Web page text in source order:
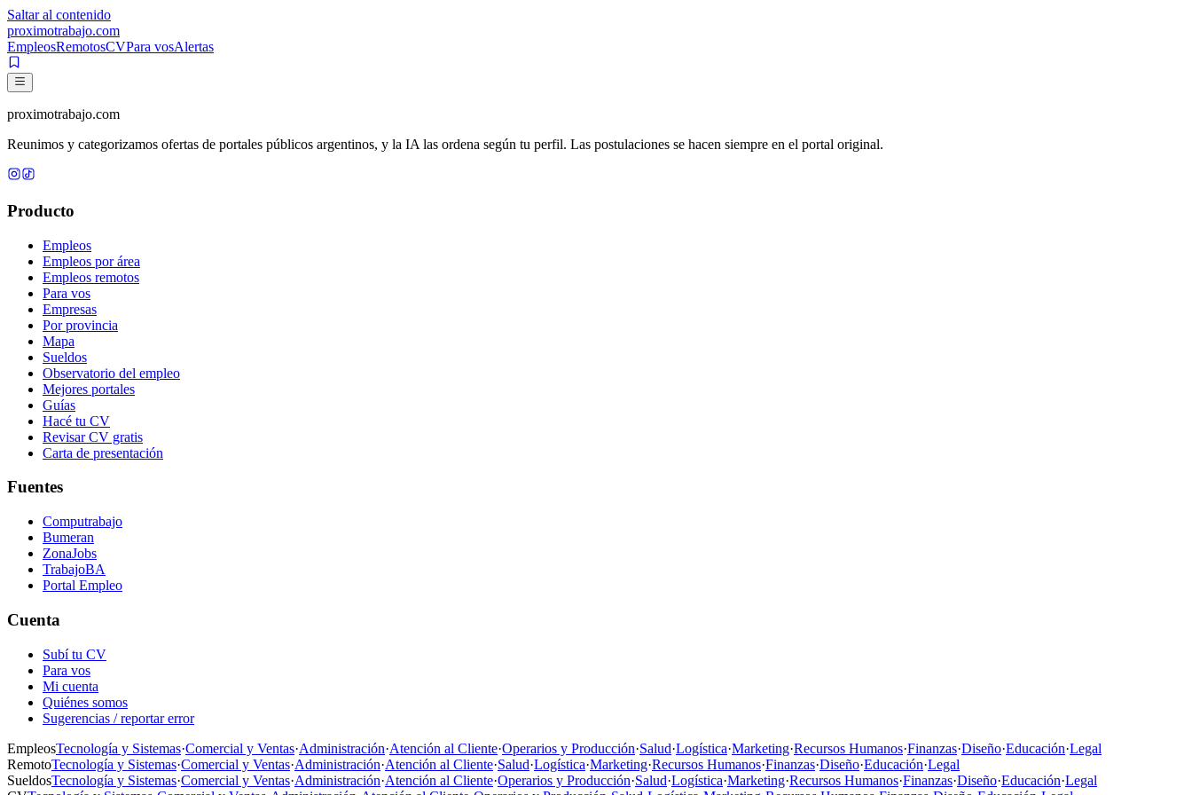
Saltar al contenido
proximotrabajo.com
EmpleosRemotosCVPara vosAlertas
proximotrabajo.com
Reunimos y categorizamos ofertas de portales públicos argentinos, y la IA las ordena según tu perfil. Las postulaciones se hacen siempre en el portal original.
Producto
Empleos
Empleos por área
Empleos remotos
Para vos
Empresas
Por provincia
Mapa
Sueldos
Observatorio del empleo
Mejores portales
Guías
Hacé tu CV
Revisar CV gratis
Carta de presentación
Fuentes
Computrabajo
Bumeran
ZonaJobs
TrabajoBA
Portal Empleo
Cuenta
Subí tu CV
Para vos
Mi cuenta
Quiénes somos
Sugerencias / reportar error
EmpleosTecnología y Sistemas·Comercial y Ventas·Administración·Atención al Cliente·Operarios y Producción·Salud·Logística·Marketing·Recursos Humanos·Finanzas·Diseño·Educación·Legal
RemotoTecnología y Sistemas·Comercial y Ventas·Administración·Atención al Cliente·Salud·Logística·Marketing·Recursos Humanos·Finanzas·Diseño·Educación·Legal
SueldosTecnología y Sistemas·Comercial y Ventas·Administración·Atención al Cliente·Operarios y Producción·Salud·Logística·Marketing·Recursos Humanos·Finanzas·Diseño·Educación·Legal